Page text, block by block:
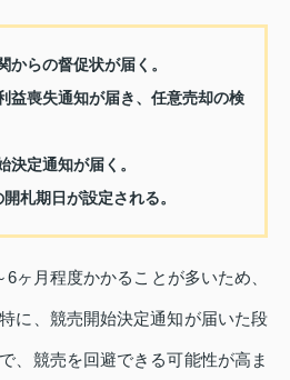
からの督促状が届く。
益喪失通知が届き、任意売却の検
決定通知が届く。
札期日が設定される。
ヶ月程度かかることが多いため、
に、競売開始決定通知が届いた段
、競売を回避できる可能性が高ま